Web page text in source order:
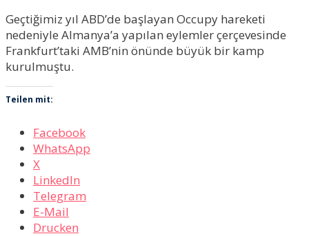
Geçtiğimiz yıl ABD’de başlayan Occupy hareketi
nedeniyle Almanya’a yapılan eylemler çerçevesinde
Frankfurt’taki AMB’nin önünde büyük bir kamp
kurulmuştu.
Teilen mit:
Facebook
WhatsApp
X
LinkedIn
Telegram
E-Mail
Drucken